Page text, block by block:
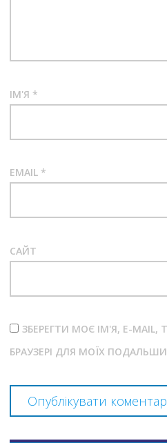
ІМ'Я *
EMAIL *
САЙТ
ЗБЕРЕГТИ МОЄ ІМ'Я, E-
БРАУЗЕРІ ДЛЯ МОЇХ